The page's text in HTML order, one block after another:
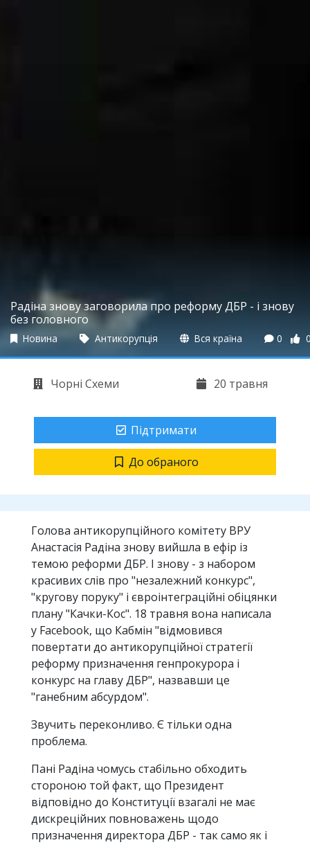
Радіна знову заговорила про реформу ДБР - і знову
без головного
Новина Антикорупція Вся країна 0
Чорні Схеми 20 травня
Підтримати
До обраного
Голова антикорупційного комітету ВРУ
Анастасія Радіна знову вийшла в ефір із
темою реформи ДБР. І знову - з набором
красивих слів про "незалежний конкурс",
"кругову поруку" і євроінтеграційні обіцянки
плану "Качки-Кос". 18 травня вона написала
у Facebook, що Кабмін "відмовився
повертати до антикорупційної стратегії
реформу призначення генпрокурора і
конкурс на главу ДБР", назвавши це
"ганебним абсурдом".
Звучить переконливо. Є тільки одна
проблема.
Пані Радіна чомусь стабільно обходить
стороною той факт, що Президент
відповідно до Конституції взагалі не має
дискреційних повноважень щодо
призначення директора ДБР - так само як і